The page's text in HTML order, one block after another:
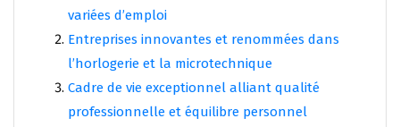
variées d’emploi
Entreprises innovantes et renommées dans
l’horlogerie et la microtechnique
Cadre de vie exceptionnel alliant qualité
professionnelle et équilibre personnel